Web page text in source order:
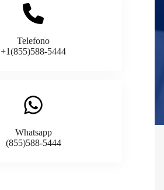
Telefono
+1(855)588-5444
Whatsapp
(855)588-5444